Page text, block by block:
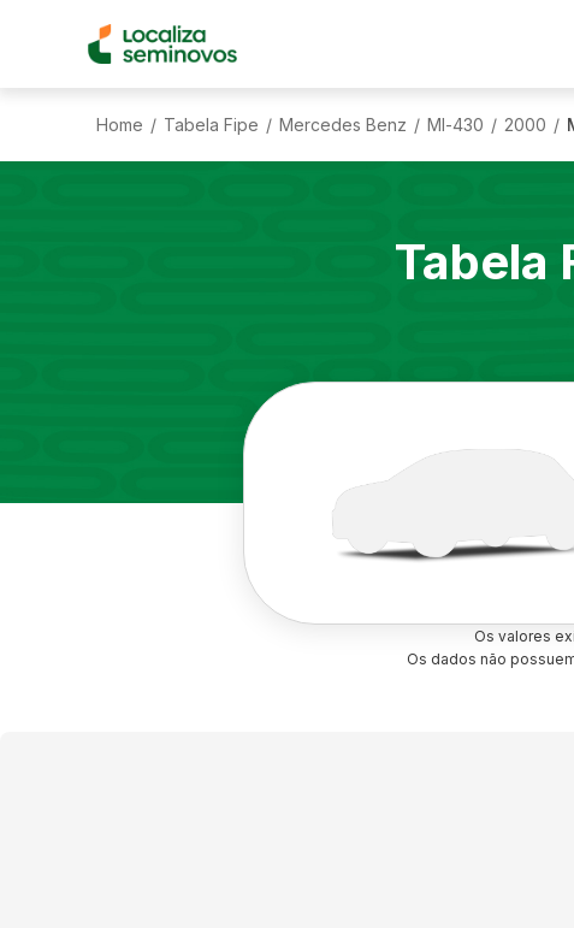
Home / Tabela Fipe / Mercedes Benz / Ml-430 / 2000 /
Tabela
Os valores
Os dados não